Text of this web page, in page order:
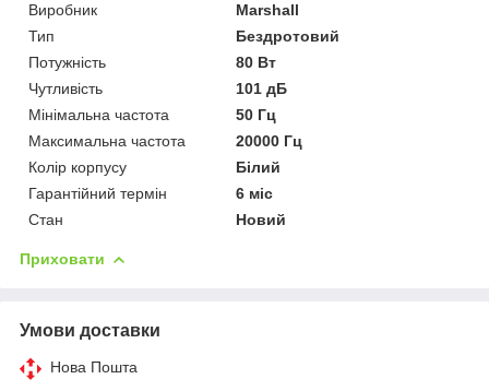
Виробник
Marshall
Тип
Бездротовий
Потужність
80 Вт
Чутливість
101 дБ
Мінімальна частота
50 Гц
Максимальна частота
20000 Гц
Колір корпусу
Білий
Гарантійний термін
6 міс
Стан
Новий
Приховати
Умови доставки
Нова Пошта